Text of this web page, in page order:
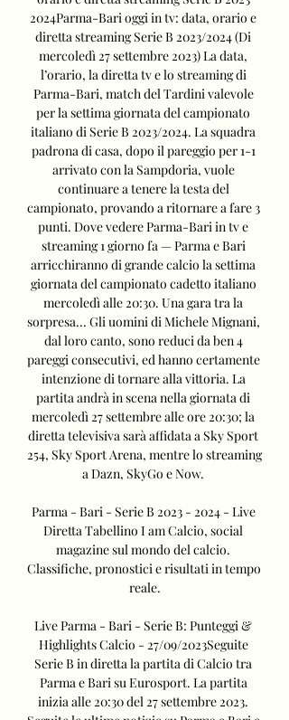
2024Parma-Bari oggi in tv: data, orario e
diretta streaming Serie B 2023/2024 (Di
mercoledì 27 settembre 2023) La data,
l’orario, la diretta tv e lo streaming di
Parma-Bari, match del Tardini valevole
per la settima giornata del campionato
italiano di Serie B 2023/2024. La squadra
padrona di casa, dopo il pareggio per 1-1
arrivato con la Sampdoria, vuole
continuare a tenere la testa del
campionato, provando a ritornare a fare 3
punti. Dove vedere Parma-Bari in tv e
streaming 1 giorno fa — Parma e Bari
arricchiranno di grande calcio la settima
giornata del campionato cadetto italiano
mercoledì alle 20:30. Una gara tra la
sorpresa... Gli uomini di Michele Mignani,
dal loro canto, sono reduci da ben 4
pareggi consecutivi, ed hanno certamente
intenzione di tornare alla vittoria. La
partita andrà in scena nella giornata di
mercoledì 27 settembre alle ore 20:30; la
diretta televisiva sarà affidata a Sky Sport
254, Sky Sport Arena, mentre lo streaming
a Dazn, SkyGo e Now.
Parma - Bari - Serie B 2023 - 2024 - Live
Diretta Tabellino I am Calcio, social
magazine sul mondo del calcio.
Classifiche, pronostici e risultati in tempo
reale.
Live Parma - Bari - Serie B: Punteggi &
Highlights Calcio - 27/09/2023Seguite
Serie B in diretta la partita di Calcio tra
Parma e Bari su Eurosport. La partita
inizia alle 20:30 del 27 settembre 2023.